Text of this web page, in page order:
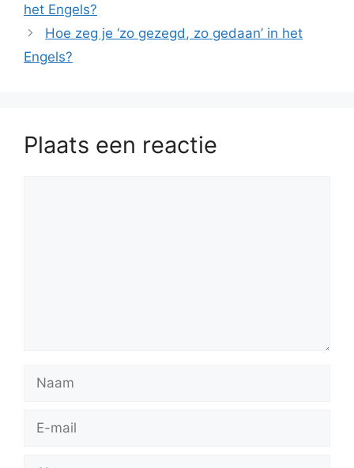
het Engels?
Hoe zeg je ‘zo gezegd, zo gedaan’ in het
Engels?
Plaats een reactie
mail